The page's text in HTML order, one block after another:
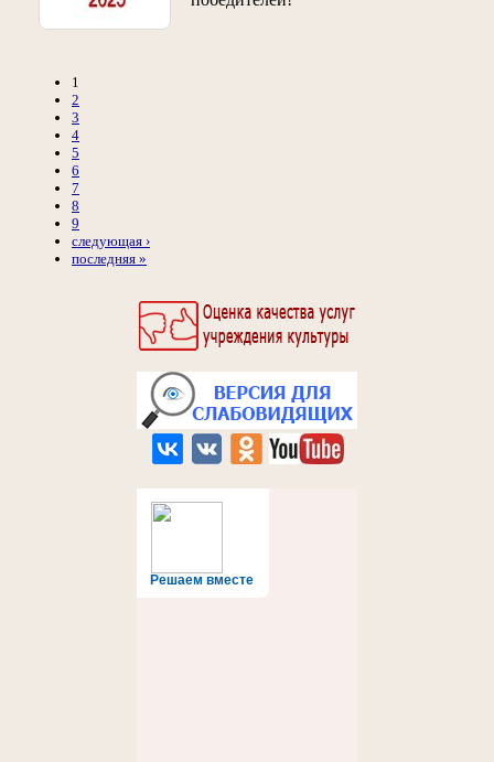
Решаем вместе
1
2
3
4
5
6
7
8
9
следующая ›
последняя »